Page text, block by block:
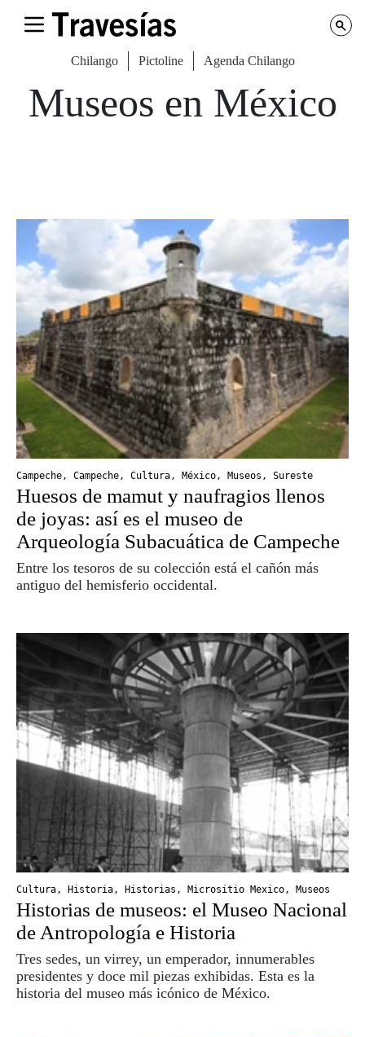
Chilango Pictoline Agenda Chilango
Museos en México
Campeche, Campeche, Cultura, México, Museos , Sureste
Huesos de mamut y naufragios llenos
de joyas: así es el museo de
Arqueología Subacuática de Campeche
Entre los tesoros de su colección está el cañón más
antiguo del hemisferio occidental.
Cultura, Historia, Historias , Micrositio Mexico, Museos
Historias de museos: el Museo Nacional
de Antropología e Historia
Tres sedes, un virrey, un emperador, innumerables
presidentes y doce mil piezas exhibidas. Esta es la
historia del museo más icónico de México.